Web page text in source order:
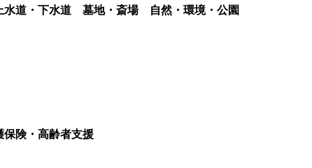
水道・下水道 墓地・斎場
自然・環境・公園
保険・高齢者支援